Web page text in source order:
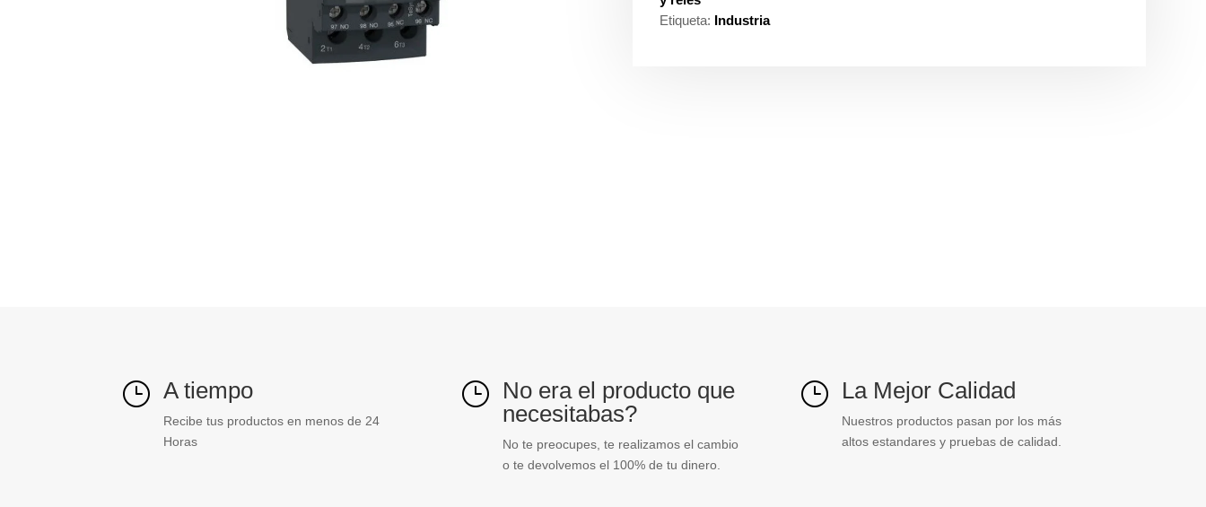
Etiqueta: Industria
} A tiempo
Recibe tus productos en menos de 24
Horas
} No era el producto que
necesitabas?
No te preocupes, te realizamos el cambio
o te devolvemos el 100% de tu dinero.
} La Mejor Calidad
Nuestros productos pasan por los más
altos estandares y pruebas de calidad.